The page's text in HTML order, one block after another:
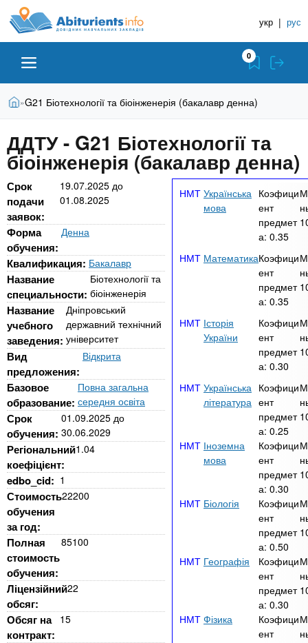
A
b
i
t
u
r
i
e
n
t
s
.
i
n
f
o
о
в
д
н
к
Н
а
в
ч
а
л
ь
н
и
х
з
а
к
л
а
д
і
в
укр | рус
Абітурієнту
ЗВО (ВНЗ)
Коледжі
Курси
Приватні школи
MBA
Онлайн курси
За кордоном
0
В
т
у
т
Головна
»G21 Біотехнології та біоінженерія (бакалавр денна)
ДДТУ - G21 Біотехнології та
біоінженерія (бакалавр денна)
Срок
подачи
заявок:
19.07.2025до
01.08.2025
Форма
обучения:
Денна
Квалификация: Бакалавр
Название
специальности:
Біотехнології та
біоінженерія
Название
учебного
заведения:
Дніпровський
державний технічний
університет
Вид
предложения:
Відкрита
Базовое
образование:
Повна загальна
середня освіта
Срок
обучения:
01.09.2025 до
30.06.2029
Регіональний
коефіцієнт:
1.04
edbo_cid: 1
Стоимость
обучения
за год:
22200
Полная
стоимость
обучения:
85100
Ліцензійний
обсяг:
22
Обсяг на
контракт:
15
Українська
мова
Коэфици
ент
предмет
а: 0.35
МатематикаКоэфици
ент
предмет
а: 0.35
Історія
України
Коэфици
ент
предмет
а: 0.30
Українська
література
Коэфици
ент
предмет
а: 0.25
Іноземна
мова
Коэфици
ент
предмет
а: 0.30
Біологія
Коэфици
ент
предмет
а: 0.50
Географія
Коэфици
ент
предмет
а: 0.30
Фізика
Коэфици
ент